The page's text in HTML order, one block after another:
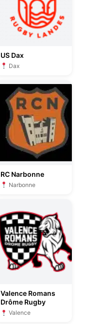
US Dax
Dax
RC Narbonne
Narbonne
Valence Romans
Drôme Rugby
Valence